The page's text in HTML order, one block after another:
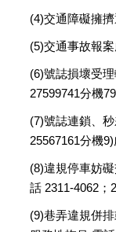
(4)交通障礙擁
(5)交通事故報
(6)號誌損壞受
27599741分機
(7)號誌連鎖、
25567161分機
(8)違規停車妨
話 2311-4062；
(9)巷弄違規併